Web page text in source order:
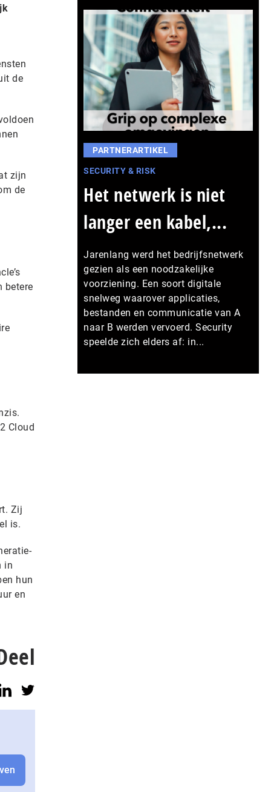
de
zijn
de
betere
Cloud
Zij
is.
in
hun
en
PARTNERARTIKEL
SECURITY & RISK
Het netwerk is niet
langer een kabel,...
Jarenlang werd het bedrijfsnetwerk
gezien als een noodzakelijke
voorziening. Een soort digitale
snelweg waarover applicaties,
bestanden en communicatie van A
naar B werden vervoerd. Security
speelde zich elders af: in...